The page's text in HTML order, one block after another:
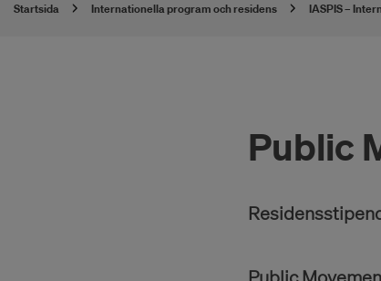
Startsida Internationella program och residens IASPIS –
Public